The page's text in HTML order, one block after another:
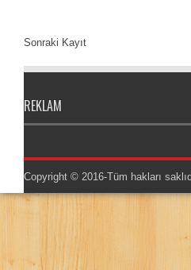
Sonraki Kayıt
REKLAM
Copyright © 2016-Tüm hakları